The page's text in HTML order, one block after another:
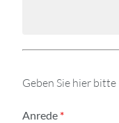
Geben Sie hier
Anrede *